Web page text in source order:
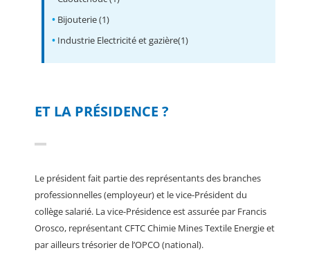
• Bijouterie (1)
• Industrie Electricité et gazière(1)
ET LA PRÉSIDENCE ?
Le président fait partie des représentants des branches
professionnelles (employeur) et le vice-Président du
collège salarié. La vice-Présidence est assurée par Francis
Orosco, représentant CFTC Chimie Mines Textile Energie et
par ailleurs trésorier de l’OPCO (national).